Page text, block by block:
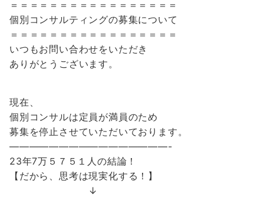
＝＝＝＝＝＝＝＝＝＝＝＝＝＝＝＝＝
個別コンサルティングの募集について
＝＝＝＝＝＝＝＝＝＝＝＝＝＝＝＝＝
いつもお問い合わせをいただき
ありがとうございます。
現在、
個別コンサルは定員が満員のため
募集を停止させていただいております。
————————————————-
23年7万５７５１人の結論！
【だから、思考は現実化する！】
↓